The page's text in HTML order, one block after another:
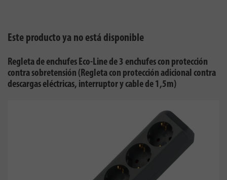
Este producto ya no está disponible
Regleta de enchufes Eco-Line de 3 enchufes con protección
contra sobretensión (Regleta con protección adicional contra
descargas eléctricas, interruptor y cable de 1,5m)